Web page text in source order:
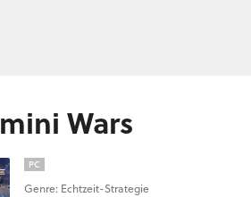
Wars
PC
Genre: Echtzeit-Strategie